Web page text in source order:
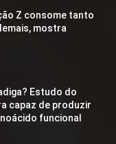
Z consome tanto
mostra
Estudo do
capaz de produzir
funcional